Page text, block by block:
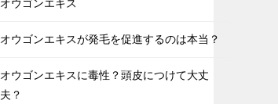
オウゴンエキス
オウゴンエキスが発毛を促進するのは本当？
オウゴンエキスに毒性？頭皮につけて大丈
夫？